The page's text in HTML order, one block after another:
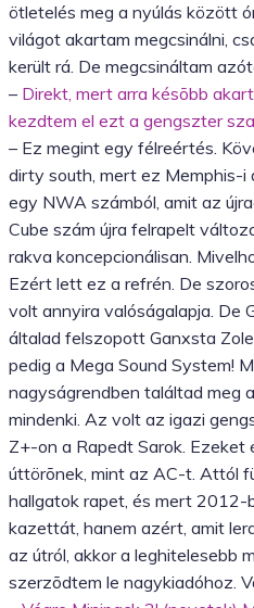
ötletelés meg a nyúlás között
világot akartam megcsinálni,
került rá. De megcsináltam
– Direkt, mert arra késõbb
kezdtem el ezt a gengszter
– Ez megint egy félreértés.
dirty south, mert ez Memphis-i
egy NWA számból, amit az
Cube szám újra felrapelt
rakva koncepcionálisan.
Ezért lett ez a refrén. De
volt annyira valóságalapja. De
általad felszopott Ganxsta
pedig a Mega Sound System!
nagyságrendben találtad meg
mindenki. Az volt az igazi
Z+-on a Rapedt Sarok.
úttörõnek, mint az AC-t. Attól
hallgatok rapet, és mert 2012-
kazettát, hanem azért, amit
az útról, akkor a leghitelesebb
szerzõdtem le nagykiadóhoz.